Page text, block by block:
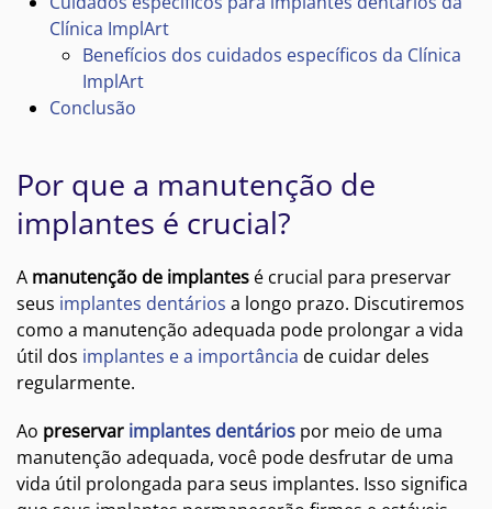
Clínica ImplArt
Benefícios dos cuidados específicos da Clínica
ImplArt
Conclusão
Por que a manutenção de
implantes é crucial?
A manutenção de implantes é crucial para preservar
seus implantes dentários a longo prazo. Discutiremos
como a manutenção adequada pode prolongar a vida
útil dos implantes e a importância de cuidar deles
regularmente.
Ao preservar implantes dentários por meio de uma
manutenção adequada, você pode desfrutar de uma
vida útil prolongada para seus implantes. Isso significa